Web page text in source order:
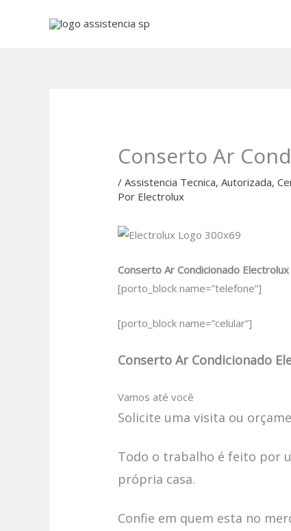
Conserto Ar
/Assistencia Tecnica,Autorizada,
Por Electrolux
Conserto Ar Condicionado
[porto_block name=”telefone”]
[porto_block name=”celular”]
Conserto Ar Condicionado
Vamos até você
Solicite uma visita ou
Todo o trabalho é feito por
própria casa.
Confie em quem esta no